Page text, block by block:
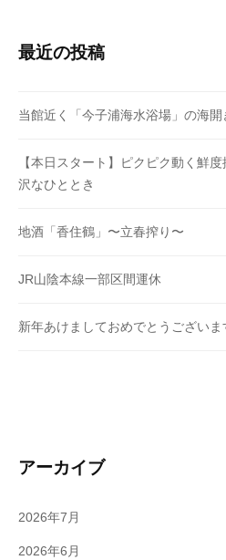
最近の投稿
当館近く「今子浦海水浴場」の海開
【本日スタート】ピクピク動く鮮
沢なひととき
地酒「香住鶴」〜立春搾り〜
JR山陰本線一部区間運休
新年あけましておめでとうございま
アーカイブ
2026年7月
2026年6月